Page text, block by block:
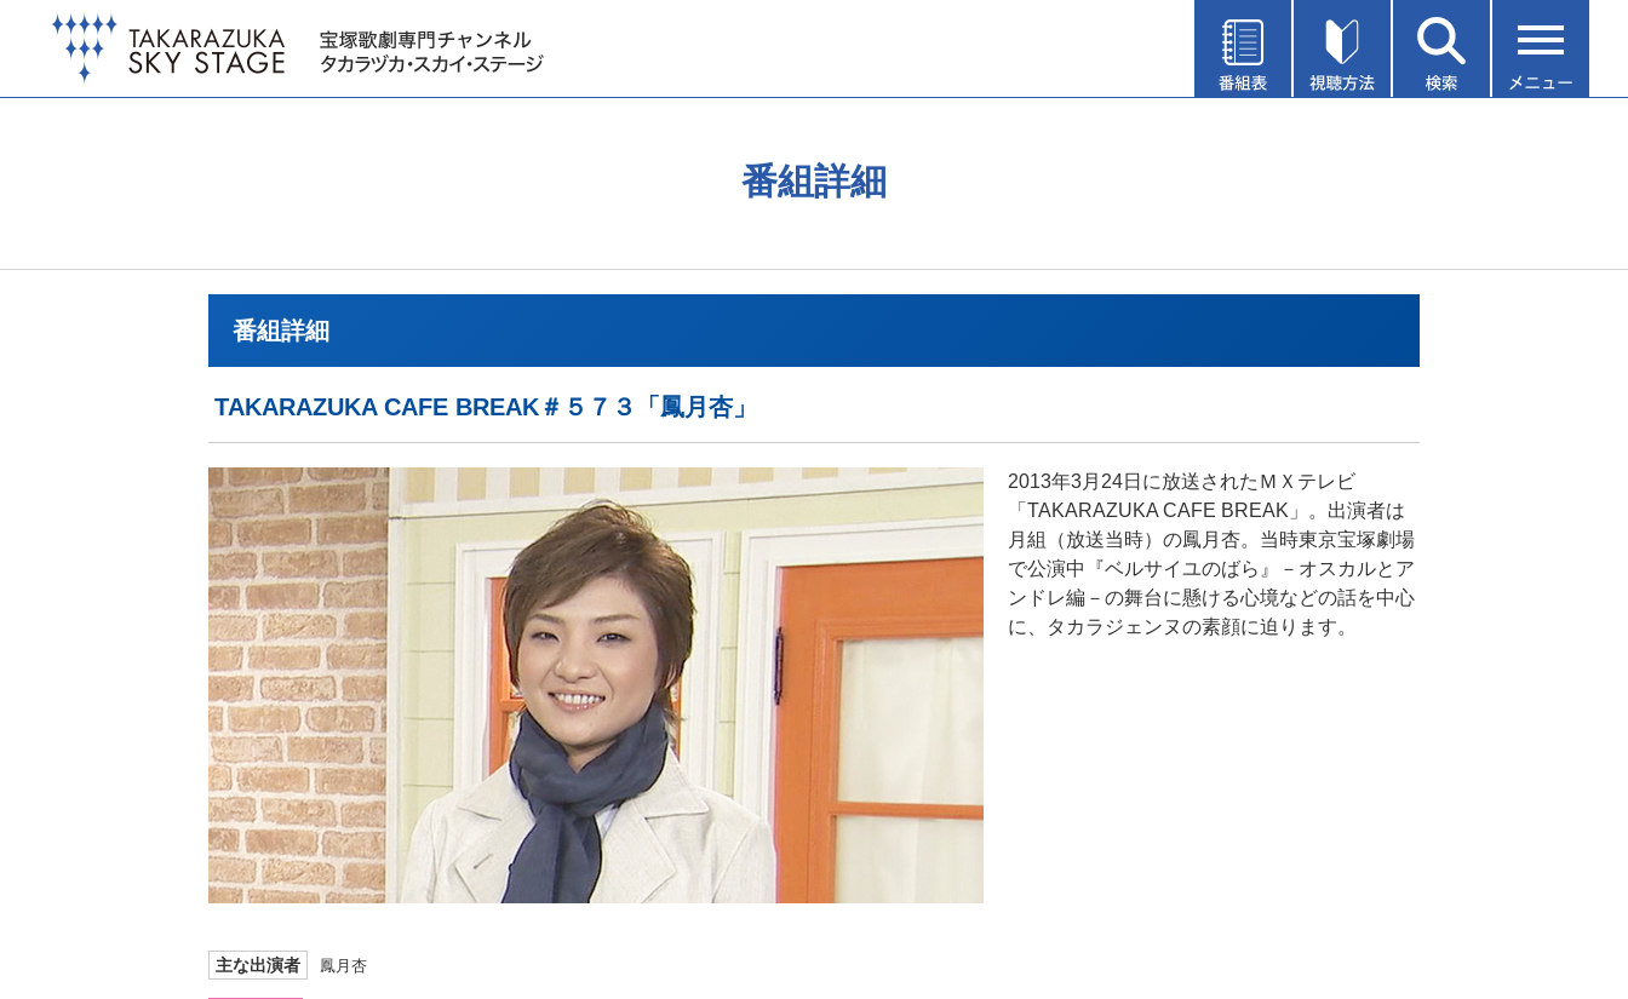
番組詳細
番組詳細
TAKARAZUKA CAFE BREAK＃５７３「鳳月杏」
2013年3月24日に放送されたＭＸテレビ
「TAKARAZUKA CAFE BREAK」。出演者は
月組（放送当時）の鳳月杏。当時東京宝塚劇場
で公演中『ベルサイユのばら』－オスカルとア
ンドレ編－の舞台に懸ける心境などの話を中心
に、タカラジェンヌの素顔に迫ります。
主な出演者 鳳月杏